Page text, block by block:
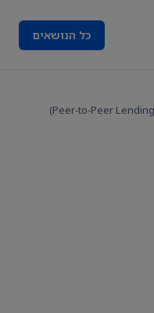
כל הנושאים